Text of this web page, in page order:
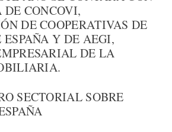
DE CONCOVI,
DE COOPERATIVAS DE
Y DE AEGI,
DE LA
SECTORIAL SOBRE